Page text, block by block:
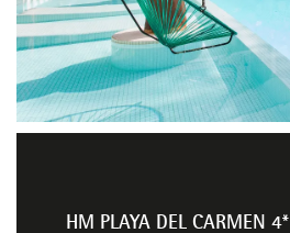
HM PLAYA DEL CARMEN 4*